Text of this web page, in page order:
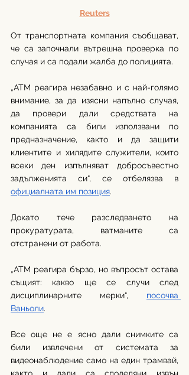
Reuters
От транспортната компания съобщават,
че са започнали вътрешна проверка по
случая и са подали жалба до полицията.
„АТМ реагира незабавно и с най-голямо
внимание, за да изясни напълно случая,
да провери дали средствата на
компанията са били използвани по
предназначение, както и да защити
клиентите и хилядите служители, които
всеки ден изпълняват добросъвестно
официалната им позиция.
Докато тече разследването на
прокуратурата, ватманите са
отстранени от работа.
„ATM реагира бързо, но въпросът остава
същият: какво ще се случи след
дисциплинарните мерки“, посочва
Ваньоли.
Все още не е ясно дали снимките са
били извлечени от системата за
видеонаблюдение само на един трамвай,
както и дали са споделяни извън